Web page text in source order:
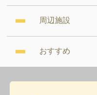
周辺施設
おすすめ